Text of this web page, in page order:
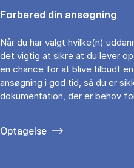
Forbered din ansøgning
Når du har valgt hvilke(n)
det vigtig at sikre at du lever
en chance for at blive tilbudt
ansøgning i god tid, så du er
dokumentation, der er behov
Optagelse